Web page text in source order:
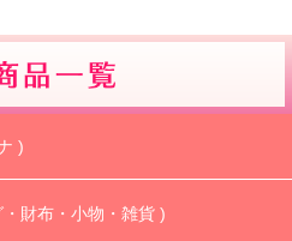
)
財布・小物・雑貨 )